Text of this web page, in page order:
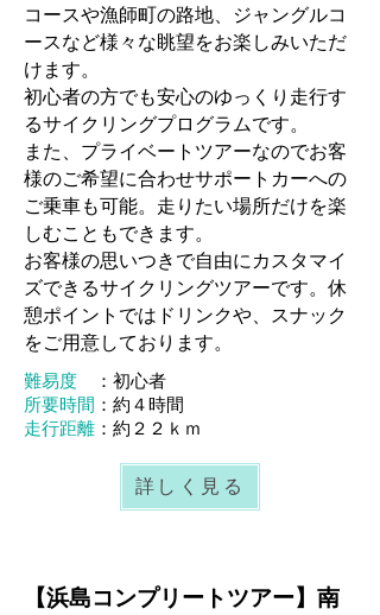
コースや漁師町の路地、ジャングルコ
ースなど様々な眺望をお楽しみいただ
けます。
初心者の方でも安心のゆっくり走行す
るサイクリングプログラムです。
また、プライベートツアーなのでお客
様のご希望に合わせサポートカーへの
ご乗車も可能。走りたい場所だけを楽
しむこともできます。
お客様の思いつきで自由にカスタマイ
ズできるサイクリングツアーです。休
憩ポイントではドリンクや、スナック
をご用意しております。
難易度
：初心者
所要時間 ：約４時間
走行距離 ：約２２ｋｍ
詳しく見る
【浜島コンプリートツアー】南